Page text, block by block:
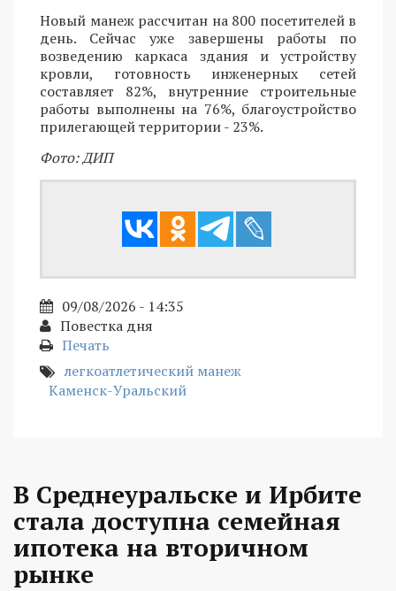
Новый манеж рассчитан на 800 посетителей в
день. Сейчас уже завершены работы по
возведению каркаса здания и устройству
кровли, готовность инженерных сетей
составляет 82%, внутренние строительные
работы выполнены на 76%, благоустройство
прилегающей территории - 23%.
Фото: ДИП
09/08/2026 - 14:35
Повестка дня
Печать
легкоатлетический манеж
Каменск-Уральский
В Среднеуральске и Ирбите
стала доступна семейная
ипотека на вторичном
рынке